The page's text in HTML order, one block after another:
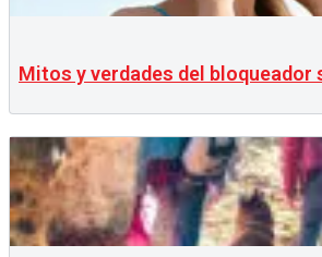
Mitos y verdades del bloqueador